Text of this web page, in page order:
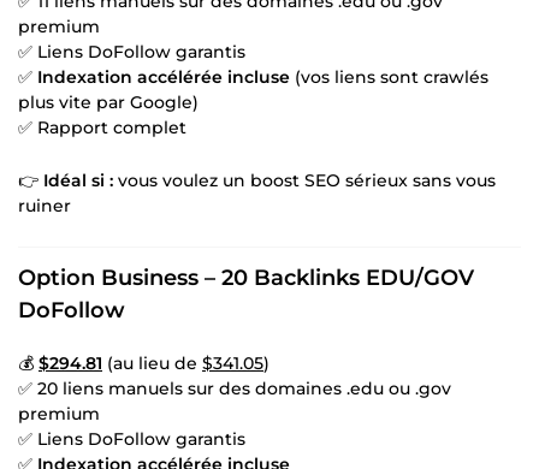
premium
✅ Liens DoFollow garantis
✅ Indexation accélérée incluse (vos liens sont crawlés
plus vite par Google)
✅ Rapport complet
👉 Idéal si : vous voulez un boost SEO sérieux sans vous
ruiner
Option Business – 20 Backlinks EDU/GOV
DoFollow
💰 $294.81 (au lieu de $341.05)
✅ 20 liens manuels sur des domaines .edu ou .gov
premium
✅ Liens DoFollow garantis
✅ Indexation accélérée incluse